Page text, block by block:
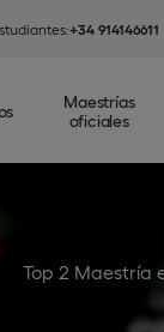
+34 914146611
Maestrías
oficiales
Top 2 Maestría